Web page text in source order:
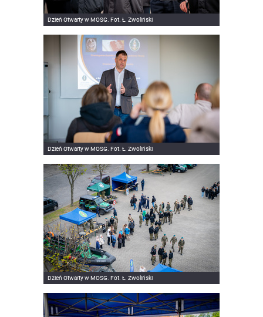
Dzień Otwarty w MOSG. Fot. Ł. Zwoliński
Dzień Otwarty w MOSG. Fot. Ł. Zwoliński
Dzień Otwarty w MOSG. Fot. Ł. Zwoliński